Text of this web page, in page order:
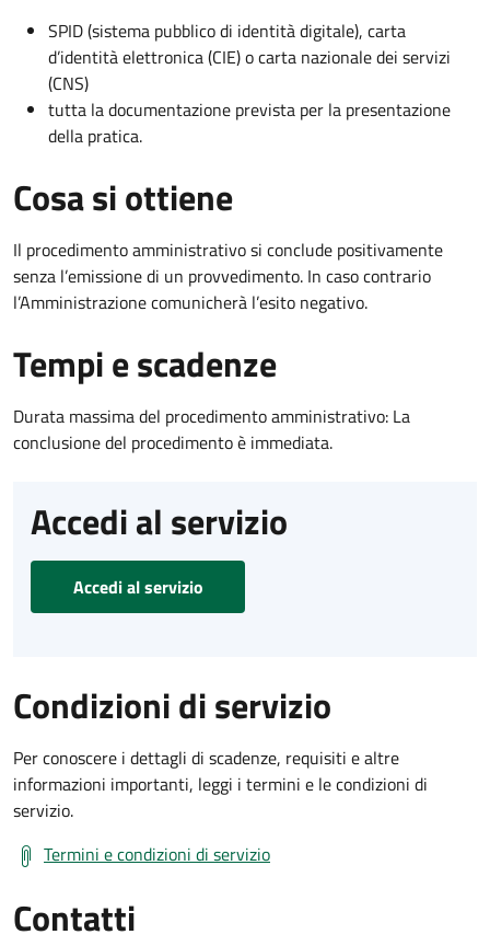
SPID (sistema pubblico di identità digitale), carta
d’identità elettronica (CIE) o carta nazionale dei servizi
(CNS)
tutta la documentazione prevista per la presentazione
della pratica.
Cosa si ottiene
Il procedimento amministrativo si conclude positivamente
senza l’emissione di un provvedimento. In caso contrario
l’Amministrazione comunicherà l’esito negativo.
Tempi e scadenze
Durata massima del procedimento amministrativo: La
conclusione del procedimento è immediata.
Accedi al servizio
Accedi al servizio
Condizioni di servizio
Per conoscere i dettagli di scadenze, requisiti e altre
informazioni importanti, leggi i termini e le condizioni di
servizio.
Termini e condizioni di servizio
Contatti